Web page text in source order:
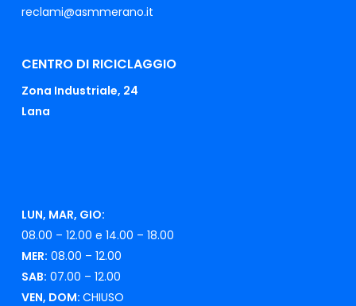
reclami@asmmerano.it
CENTRO DI RICICLAGGIO
Zona Industriale, 24
Lana
LUN, MAR, GIO:
08.00 – 12.00 e 14.00 – 18.00
MER: 08.00 – 12.00
SAB: 07.00 – 12.00
VEN, DOM: CHIUSO